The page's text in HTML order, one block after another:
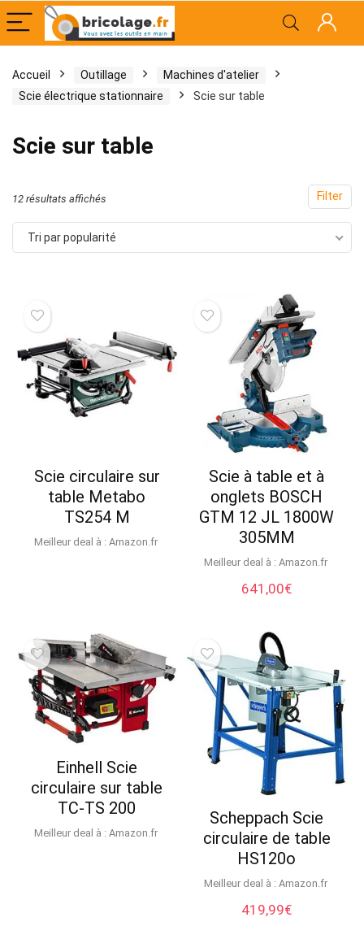
Accueil Outillage
Machines d'atelier
Scie électrique stationnaire
Scie sur table
Scie sur table
Filter
12 résultats affichés
par
popularité
Tri par popularité
Scie circulaire sur
table Metabo
TS254 M
Meilleur deal à : Amazon.fr
Scie à table et à
onglets BOSCH
GTM 12 JL 1800W
305MM
Meilleur deal à : Amazon.fr
641,00€
Einhell Scie
circulaire sur table
TC-TS 200
Meilleur deal à : Amazon.fr
Scheppach Scie
circulaire de table
HS120o
Meilleur deal à : Amazon.fr
419,99€